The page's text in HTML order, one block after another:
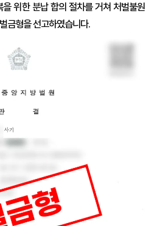
위한 분납 합의 절차를 거쳐 처벌불원
금형을 선고하였습니다.